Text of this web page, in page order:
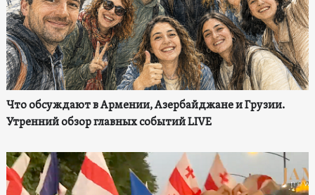
Что обсуждают в Армении, Азербайджане и Грузии.
Утренний обзор главных событий LIVE